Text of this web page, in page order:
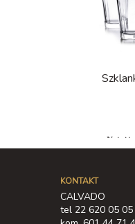
KONTAKT
CALVADO
tel 22 620 05 05